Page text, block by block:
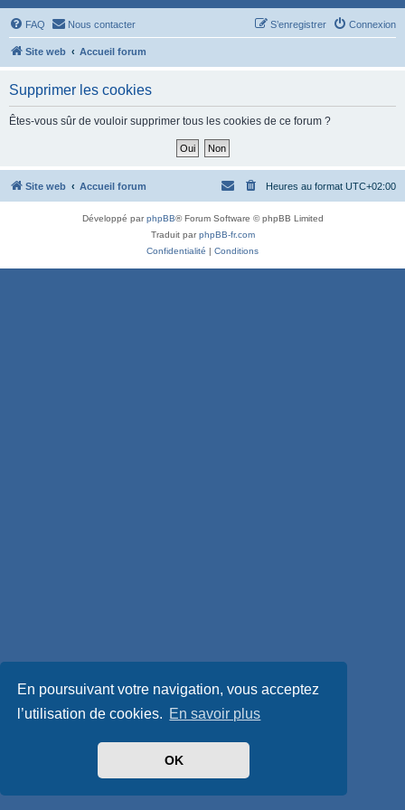
En poursuivant votre navigation, vous acceptez
l’utilisation de cookies. En savoir plus
OK
FAQ Nous contacter Connexion
S’enregistrer
Site web Accueil forum
Supprimer les cookies
Êtes-vous sûr de vouloir supprimer tous les cookies de ce forum ?
Site web Accueil forum Heures au format UTC+02:00
Développé parphpBB® Forum Software © phpBB Limited
Traduit parphpBB-fr.com
Confidentialité | Conditions